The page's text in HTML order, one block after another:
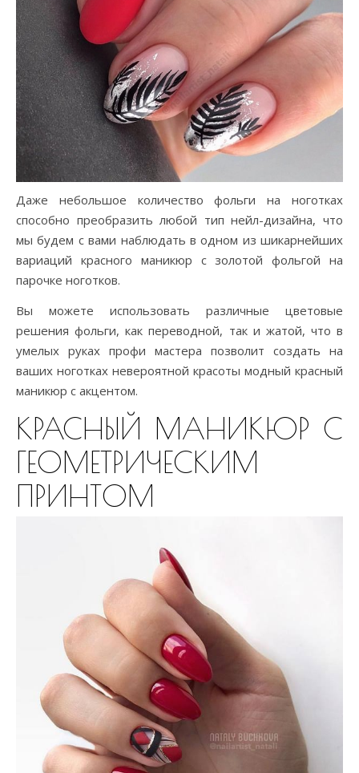
Даже небольшое количество фольги на ноготках
способно преобразить любой тип нейл-дизайна, что
мы будем с вами наблюдать в одном из шикарнейших
вариаций красного маникюр с золотой фольгой на
парочке ноготков.
Вы можете использовать различные цветовые
решения фольги, как переводной, так и жатой, что в
умелых руках профи мастера позволит создать на
ваших ноготках невероятной красоты модный красный
маникюр с акцентом.
КРАСНЫЙ МАНИКЮР С
ГЕОМЕТРИЧЕСКИМ
ПРИНТОМ